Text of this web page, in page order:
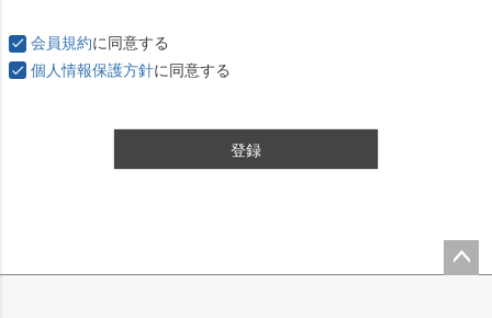
会員規約に同意する
個人情報保護方針に同意する
登録